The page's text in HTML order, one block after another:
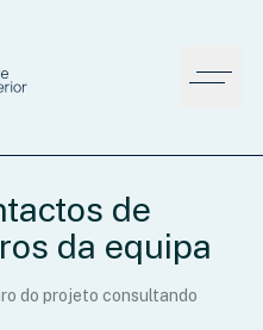
de
da equipa
do projeto consultando